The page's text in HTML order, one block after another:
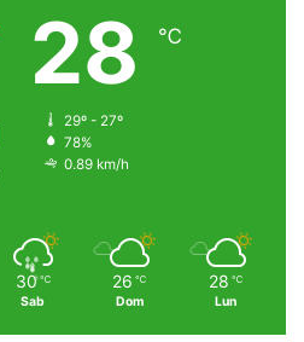
28 ℃
29º - 27º
78%
0.89 km/h
30 ℃
Sab
26 ℃
Dom
28 ℃
Lun